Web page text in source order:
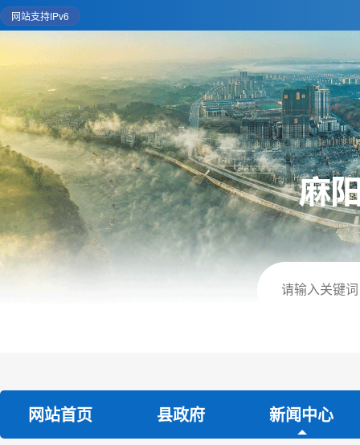
网站支持IPv6
网站首页 县政府 新闻中心